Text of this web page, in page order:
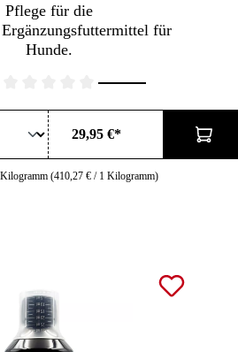
Pflege für die
für
Hunde.
(410,27 € / 1 Kilogramm)
29,95 €*
Bewertung von 0 von 5 Sternen